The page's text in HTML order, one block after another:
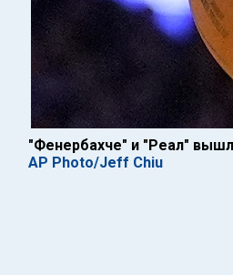
"Фенербахче" и "Реал"
AP Photo/Jeff Chiu